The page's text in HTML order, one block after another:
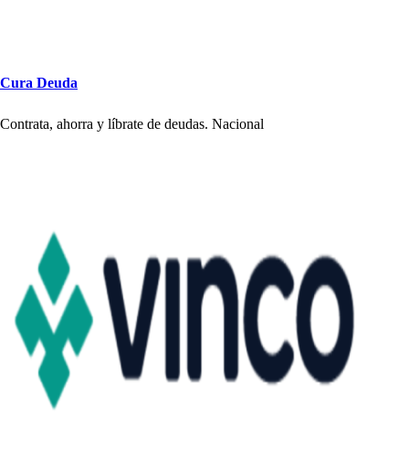
Cura Deuda
Contrata, ahorra y líbrate de deudas. Nacional